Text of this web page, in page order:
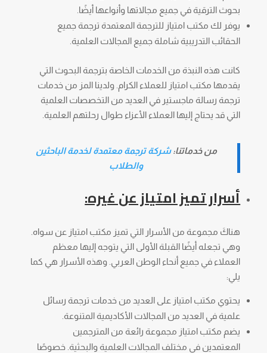
بحوث الترقية في جميع مجالاتها وأنواعها أيضًا.
يوفر لك مكتب امتياز للترجمة المعتمدة ترجمة جميع
الحقائب التدريبية شاملة جميع المجالات العلمية.
كانت هذه النبذة من الخدمات الخاصة بترجمة البحوث التي
يقدمها مكتب امتياز للعملاء الكرام. ولدينا المز من خدمات
ترجمة رسالة ماجستير في العديد من التخصصات العلمية
التي قد يحتاج إليها العملاء الأعزاء طوال رحلتهم العلمية.
من خدماتنا:شركة ترجمة معتمدة لخدمة الباحثين
والطلاب
أسرار تميز امتياز عن غيره:
هناكَ مجموعة من الأسرار التي تميز مكتب امتياز عن سواه.
وهي تجعله أيضًا القبلة الأولى التي يتوجه إليها معظم
العملاء في جميع أنحاء الوطن العربي. وهذه الأسرار هي كما
يلي:
يحتوي مكتب امتياز على العديد من خدمات ترجمة رسائل
علمية في العديد من المجالات الأكاديمية المتنوعة.
يضم مكتب امتياز مجموعة رائعة من المترجمين
المعتمدين في مختلف المجالات العلمية والبحثية. خصوصًا